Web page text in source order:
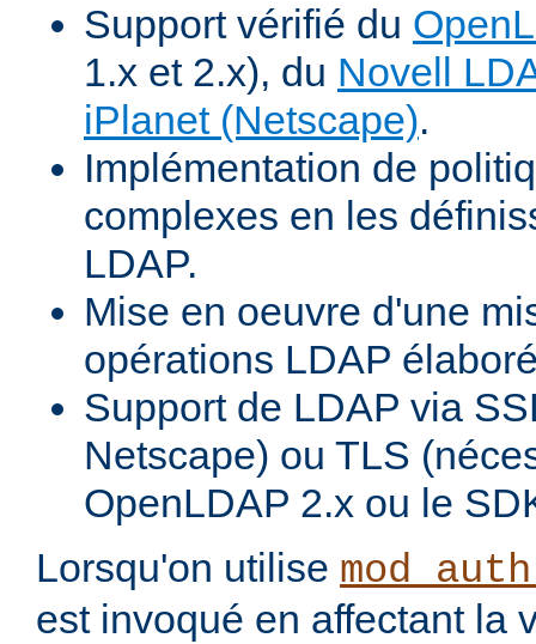
Support vérifié du
1.x et 2.x), du Novell
iPlanet (Netscape).
Implémentation de
complexes en les
LDAP.
Mise en oeuvre d'une
opérations LDAP
Support de LDAP via
Netscape) ou TLS
OpenLDAP 2.x ou le
Lorsqu'on utilise
est invoqué en affectant la